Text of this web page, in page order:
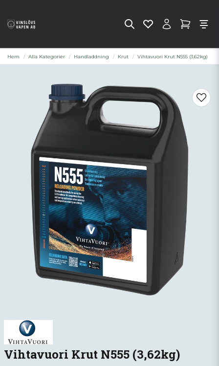
Hem Alla Kategorier Handladdning Krut Vihtavuori Krut N555 (3,62kg)
Vihtavuori Krut N555 (3,62kg)